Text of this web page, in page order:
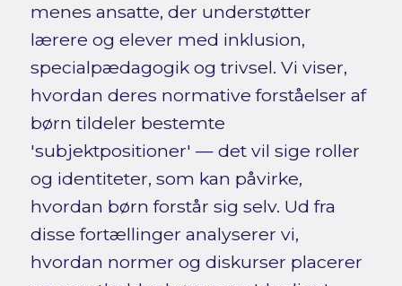
menes ansatte, der understøtter
lærere og elever med inklusion,
specialpædagogik og trivsel. Vi viser,
hvordan deres normative forståelser af
børn tildeler bestemte
'subjektpositioner' — det vil sige roller
og identiteter, som kan påvirke,
hvordan børn forstår sig selv. Ud fra
disse fortællinger analyserer vi,
hvordan normer og diskurser placerer